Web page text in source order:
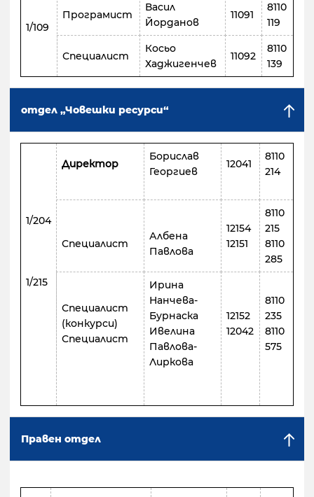
1/109
Програмист
Васил
Йорданов
11091
8110
119
Специалист
Косьо
Хаджигенчев
11092
8110
139
отдел „Човешки ресурси“
1/204
1/215
Директор
Борислав
Георгиев
12041
8110
214
Специалист
Албена
Павлова
12154
12151
8110
215
8110
285
Специалист
(конкурси)
Специалист
Ирина
Нанчева-
Бурнаска
Ивелина
Павлова-
Лиркова
12152
12042
8110
235
8110
575
Правен отдел